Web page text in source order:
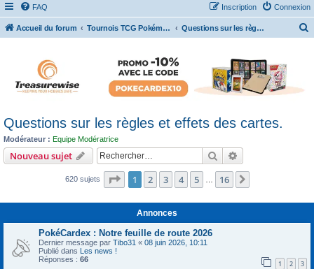
FAQ Connexion
Inscription
Accueil du forum Tournois TCG Pokémon & Stratégie Questions sur les règles et effets des cartes.
Questions sur les règles et effets des cartes.
Modérateur : Equipe Modératrice
Nouveau sujet Rechercher
620 sujets Page 1sur16
1 2 3 4 5 16
Annonces
PokéCardex : Notre feuille de route 2026
Dernier message par Tibo31 « 08 juin 2026, 10:11
Publié dans Les news !
Réponses : 66 1 2 3